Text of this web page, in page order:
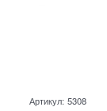
Артикул: 5308